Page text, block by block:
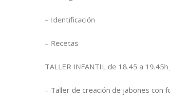
– Identificación
– Recetas
TALLER INFANTIL de 18.45 a
– Taller de creación de jabones con